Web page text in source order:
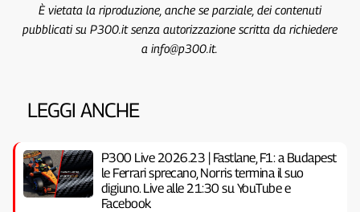
È vietata la riproduzione, anche se parziale, dei contenuti
pubblicati su P300.it senza autorizzazione scritta da richiedere
a info@p300.it.
LEGGI ANCHE
P300 Live 2026.23 | Fastlane, F1: a Budapest
le Ferrari sprecano, Norris termina il suo
digiuno. Live alle 21:30 su YouTube e
Facebook